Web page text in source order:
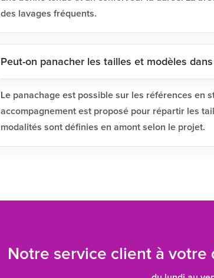
des lavages fréquents.
Peut-on panacher les tailles et modèles
Le panachage est possible sur les références en
accompagnement est proposé pour répartir les
modalités sont définies en amont selon le projet.
Notre service client à votre